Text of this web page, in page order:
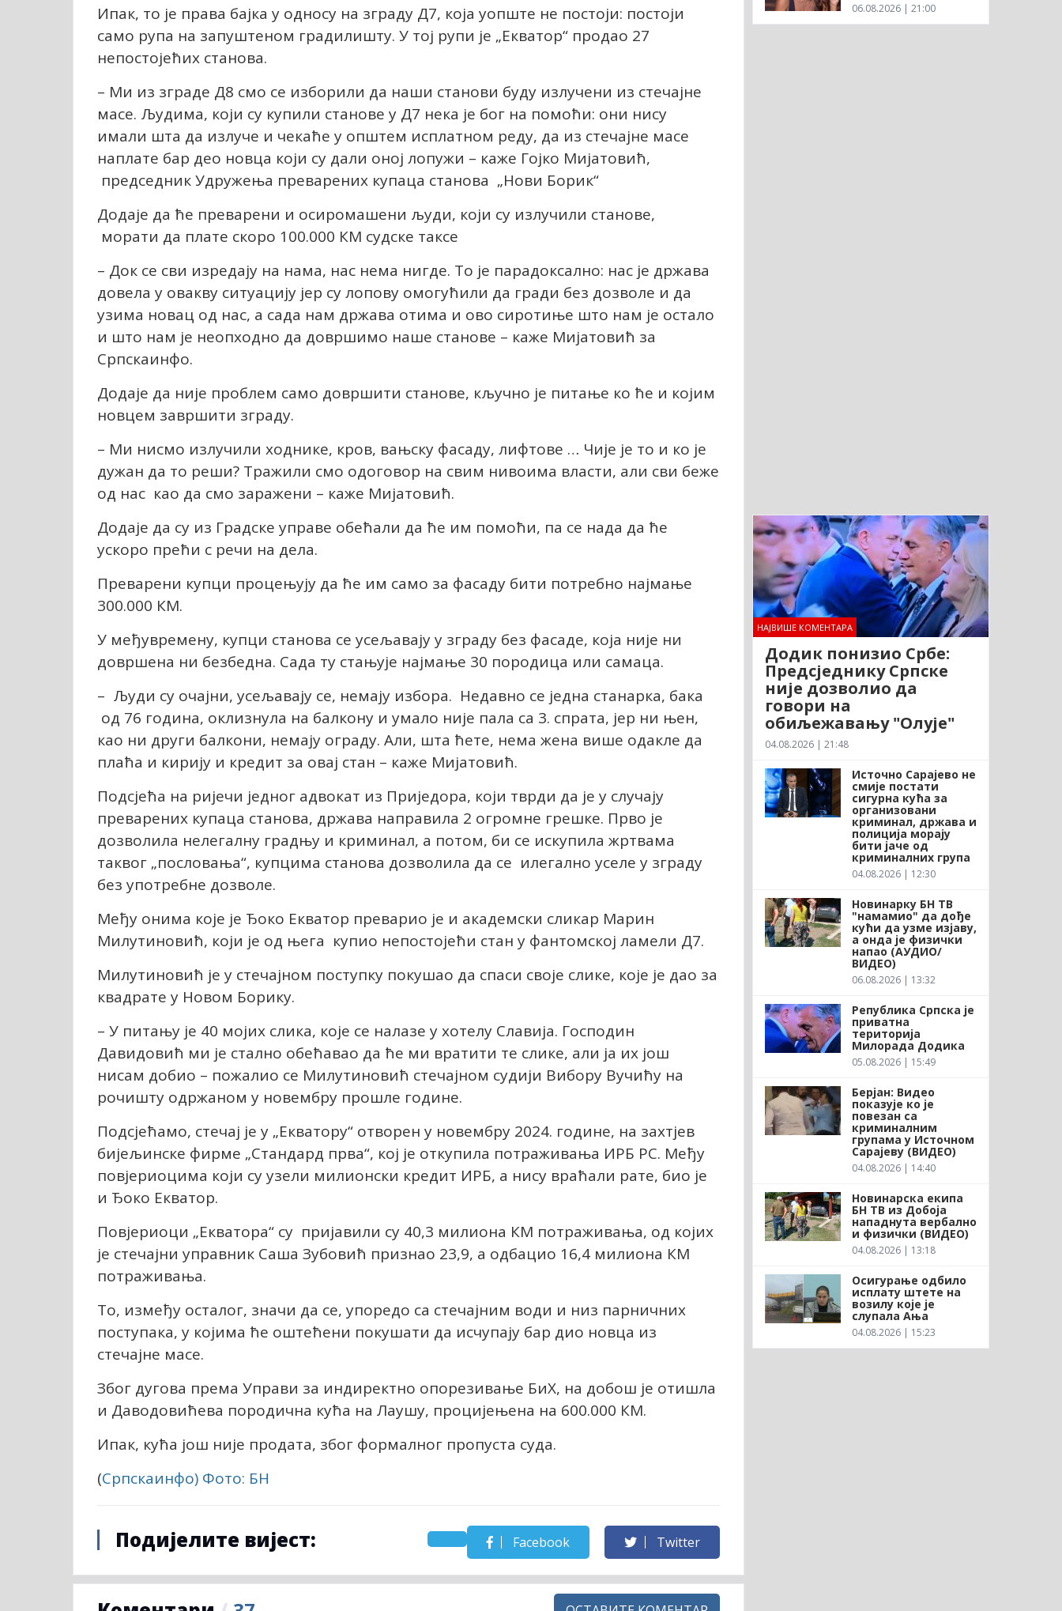
Ипак, то је права бајка у односу на зграду Д7, која уопште не постоји: постоји
само рупа на запуштеном градилишту. У тој рупи је „Екватор“ продао 27
непостојећих станова.
– Ми из зграде Д8 смо се изборили да наши станови буду излучени из стечајне
масе. Људима, који су купили станове у Д7 нека је бог на помоћи: они нису
имали шта да излуче и чекаће у општем исплатном реду, да из стечајне масе
наплате бар део новца који су дали оној лопужи – каже Гојко Мијатовић,
председник Удружења преварених купаца станова „Нови Борик“
Додаје да ће преварени и осиромашени људи, који су излучили станове,
морати да плате скоро 100.000 КМ судске таксе
– Док се сви изредају на нама, нас нема нигде. То је парадоксално: нас је држава
довела у овакву ситуацију јер су лопову омогућили да гради без дозволе и да
узима новац од нас, а сада нам држава отима и ово сиротиње што нам је остало
и што нам је неопходно да довршимо наше станове – каже Мијатовић за
Српскаинфо.
Додаје да није проблем само довршити станове, кључно је питање ко ће и којим
новцем завршити зграду.
– Ми нисмо излучили ходнике, кров, вањску фасаду, лифтове … Чије је то и ко је
дужан да то реши? Тражили смо одоговор на свим нивоима власти, али сви беже
од нас као да смо заражени – каже Мијатовић.
Додаје да су из Градске управе обећали да ће им помоћи, па се нада да ће
ускоро прећи с речи на дела.
Преварени купци процењују да ће им само за фасаду бити потребно најмање
300.000 КМ.
У међувремену, купци станова се усељавају у зграду без фасаде, која није ни
довршена ни безбедна. Сада ту стањује најмање 30 породица или самаца.
– Људи су очајни, усељавају се, немају избора. Недавно се једна станарка, бака
од 76 година, оклизнула на балкону и умало није пала са 3. спрата, јер ни њен,
као ни други балкони, немају ограду. Али, шта ћете, нема жена више одакле да
плаћа и кирију и кредит за овај стан – каже Мијатовић.
Подсјећа на ријечи једног адвокат из Приједора, који тврди да је у случају
преварених купаца станова, држава направила 2 огромне грешке. Прво је
дозволила нелегалну градњу и криминал, а потом, би се искупила жртвама
таквог „пословања“, купцима станова дозволила да се илегално уселе у зграду
без употребне дозволе.
Међу онима које је Ђоко Екватор преварио је и академски сликар Марин
Милутиновић, који је од њега купио непостојећи стан у фантомској ламели Д7.
Милутиновић је у стечајном поступку покушао да спаси своје слике, које је дао за
квадрате у Новом Борику.
– У питању је 40 мојих слика, које се налазе у хотелу Славија. Господин
Давидовић ми је стално обећавао да ће ми вратити те слике, али ја их још
нисам добио – пожалио се Милутиновић стечајном судији Вибору Вучићу на
рочишту одржаном у новембру прошле године.
Подсјећамо, стечај је у „Екватору“ отворен у новембру 2024. године, на захтјев
бијељинске фирме „Стандард прва“, кој је откупила потраживања ИРБ РС. Међу
повјериоцима који су узели милионски кредит ИРБ, а нису враћали рате, био је
и Ђоко Екватор.
Повјериоци „Екватора“ су пријавили су 40,3 милиона КМ потраживања, од којих
је стечајни управник Саша Зубовић признао 23,9, а одбацио 16,4 милиона КМ
потраживања.
То, између осталог, значи да се, упоредо са стечајним води и низ парничних
поступака, у којима ће оштећени покушати да исчупају бар дио новца из
стечајне масе.
Због дугова према Управи за индиректно опорезивање БиХ, на добош је отишла
и Даводовићева породична кућа на Лаушу, процијењена на 600.000 КМ.
Ипак, кућа још није продата, због формалног пропуста суда.
(Српскаинфо) Фото: БН
Подијелите вијест: Facebook Twitter
06.08.2026 | 21:00
НАЈВИШЕ КОМЕНТАРА
Додик понизио Србе:
Предсједнику Српске
није дозволио да
говори на
обиљежавању "Олује"
04.08.2026 | 21:48
Источно Сарајево не
смије постати
сигурна кућа за
организовани
криминал, држава и
полиција морају
бити јаче од
криминалних група
04.08.2026 | 12:30
Новинарку БН ТВ
"намамио" да дође
кући да узме изјаву,
а онда је физички
напао (АУДИО/
ВИДЕО)
06.08.2026 | 13:32
Република Српска је
приватна
територија
Милорада Додика
05.08.2026 | 15:49
Берјан: Видео
показује ко је
повезан са
криминалним
групама у Источном
Сарајеву (ВИДЕО)
04.08.2026 | 14:40
Новинарска екипа
БН ТВ из Добоја
нападнута вербално
и физички (ВИДЕО)
04.08.2026 | 13:18
Осигурање одбило
исплату штете на
возилу које је
слупала Ања
04.08.2026 | 15:23